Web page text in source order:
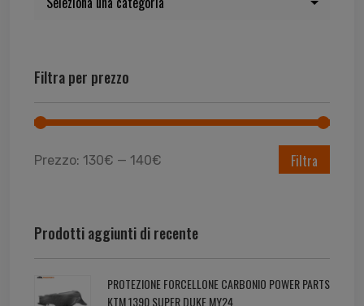
Filtra per prezzo
Filtra
Prezzo: 130€ — 140€
Prodotti aggiunti di recente
PROTEZIONE FORCELLONE CARBONIO POWER PARTS
KTM 1390 SUPER DUKE MY24